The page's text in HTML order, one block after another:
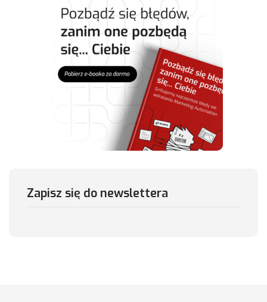
Zapisz się do newslettera